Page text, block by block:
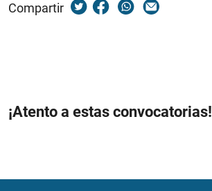
Compartir
¡Atento a estas convocatorias!